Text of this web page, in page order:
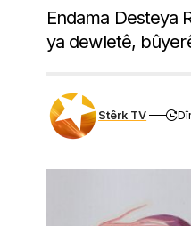
Endama Desteya
ya dewletê,
Stêrk TV